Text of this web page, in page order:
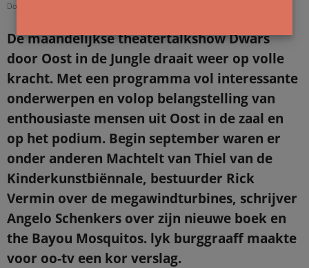
Door
De maandelijkse theatertalkshow Dwars
door Oost in de Jungle draait weer op volle
kracht. Met een programma vol interessante
onderwerpen en volop belangstelling van
enthousiaste mensen uit Oost in de zaal en
op het podium. Begin september waren er
onder anderen Machtelt van Thiel van de
Kinderkunstbiënnale, bestuurder Rick
Vermin over de megawindturbines, schrijver
Angelo Schenkers over zijn nieuwe boek en
the Bayou Mosquitos. lyk burggraaff maakte
voor oo-tv een kor verslag.